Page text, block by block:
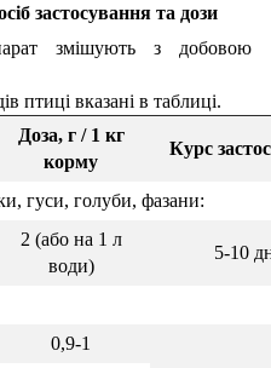
застосування та дози
змішують з добовою
птиці вказані в таблиці.
Доза, г / 1 кг
корму
Курс
гуси, голуби, фазани:
2 (або на 1 л
води)
5-10
0,9-1